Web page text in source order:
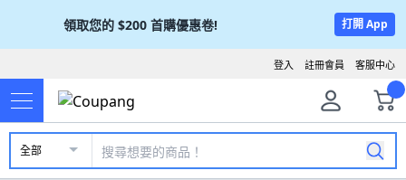
領取您的 $200 首購優惠卷! 打開 App
客服中心
註冊會員
登入
全部